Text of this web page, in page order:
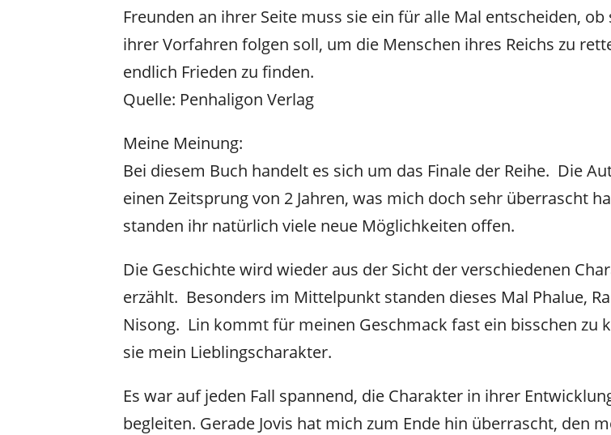
Freunden an ihrer Seite muss sie ein für alle Mal entscheiden, ob
ihrer Vorfahren folgen soll, um die Menschen ihres Reichs zu
endlich Frieden zu finden.
Quelle: Penhaligon Verlag
Meine Meinung:
Bei diesem Buch handelt es sich um das Finale der Reihe. Die
einen Zeitsprung von 2 Jahren, was mich doch sehr überrascht
standen ihr natürlich viele neue Möglichkeiten offen.
Die Geschichte wird wieder aus der Sicht der verschiedenen
erzählt. Besonders im Mittelpunkt standen dieses Mal Phalue,
Nisong. Lin kommt für meinen Geschmack fast ein bisschen zu
sie mein Lieblingscharakter.
Es war auf jeden Fall spannend, die Charakter in ihrer
begleiten. Gerade Jovis hat mich zum Ende hin überrascht, den